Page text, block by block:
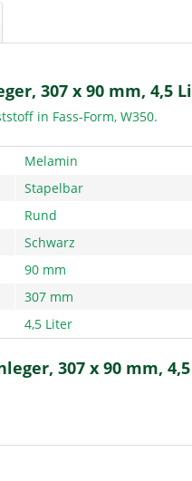
307 x 90 mm, 4,5
in Fass-Form, W350.
Melamin
Stapelbar
Rund
Schwarz
90 mm
307 mm
4,5 Liter
307 x 90 mm,